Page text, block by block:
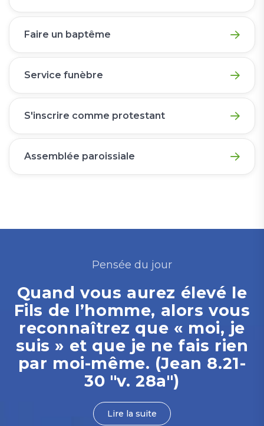
Faire un baptême
Service funèbre
S'inscrire comme protestant
Assemblée paroissiale
Pensée du jour
Quand vous aurez élevé le
Fils de l’homme, alors vous
reconnaîtrez que « moi, je
suis » et que je ne fais rien
par moi-même. (Jean 8.21-
30 "v. 28a")
Lire la suite